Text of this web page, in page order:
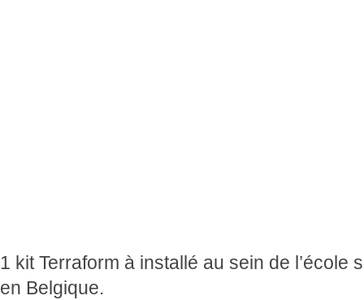
1 kit Terraform à installé au sein de l’école
en Belgique.